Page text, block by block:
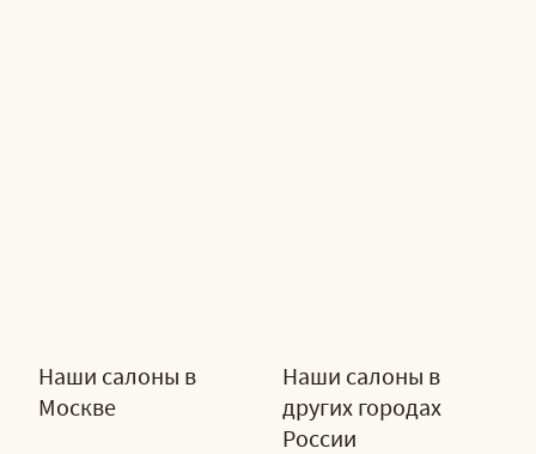
Наши салоны в
Москве
Наши салоны в
других городах
России